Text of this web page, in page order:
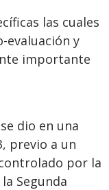
las cuales
evaluación y
importante
dio en una
previo a un
por la
Segunda